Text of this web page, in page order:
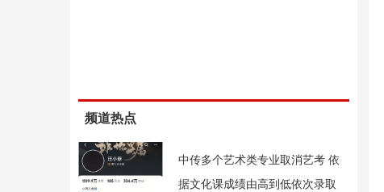
频道热点
中传多个艺术类专业取消艺考 依
据文化课成绩由高到低依次录取